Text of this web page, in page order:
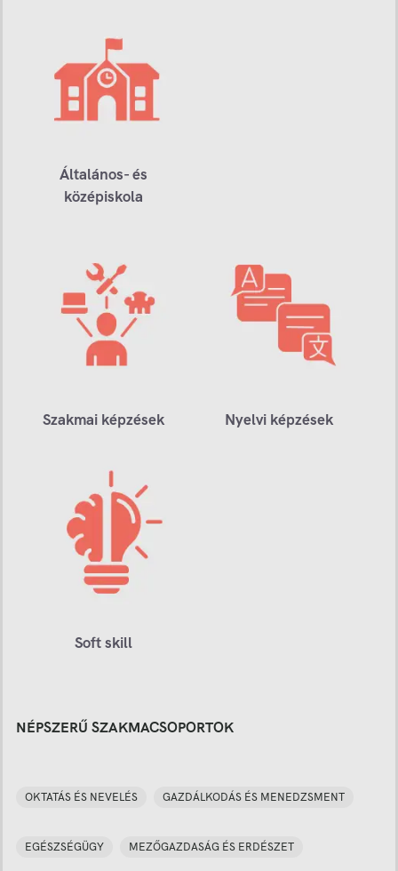
Általános- és
középiskola
Szakmai képzések Nyelvi képzések
Soft skill
NÉPSZERŰ SZAKMACSOPORTOK
OKTATÁS ÉS NEVELÉS GAZDÁLKODÁS ÉS MENEDZSMENT
EGÉSZSÉGÜGY MEZŐGAZDASÁG ÉS ERDÉSZET